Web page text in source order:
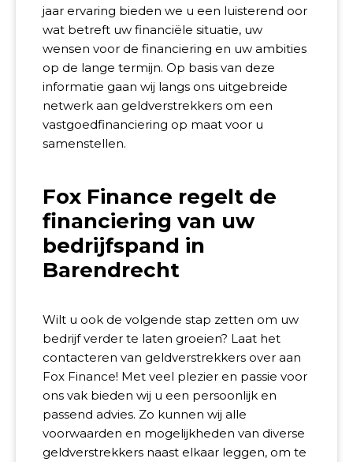
jaar ervaring bieden we u een luisterend oor
wat betreft uw financiële situatie, uw
wensen voor de financiering en uw ambities
op de lange termijn. Op basis van deze
informatie gaan wij langs ons uitgebreide
netwerk aan geldverstrekkers om een
vastgoedfinanciering op maat voor u
samenstellen.
Fox Finance regelt de
financiering van uw
bedrijfspand in
Barendrecht
Wilt u ook de volgende stap zetten om uw
bedrijf verder te laten groeien? Laat het
contacteren van geldverstrekkers over aan
Fox Finance! Met veel plezier en passie voor
ons vak bieden wij u een persoonlijk en
passend advies. Zo kunnen wij alle
voorwaarden en mogelijkheden van diverse
geldverstrekkers naast elkaar leggen, om te